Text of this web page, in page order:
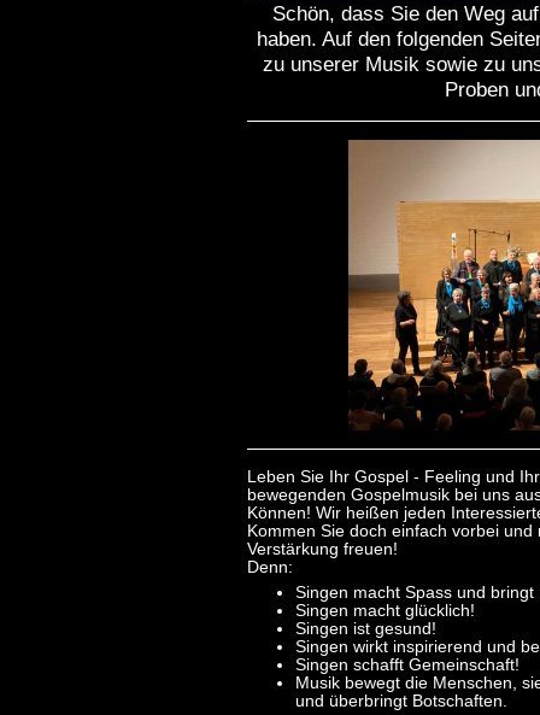
Schön, dass Sie den Weg
haben. Auf den folgenden
zu unserer Musik sowie zu
Proben
Leben Sie Ihr Gospel - Feeling und
bewegenden Gospelmusik bei uns
Können! Wir heißen jeden
Kommen Sie doch einfach vorbei
Verstärkung freuen!
Denn:
Singen macht Spass und bringt
Singen macht glücklich!
Singen ist gesund!
Singen wirkt inspirierend und
Singen schafft Gemeinschaft!
Musik bewegt die Menschen,
und überbringt Botschaften.